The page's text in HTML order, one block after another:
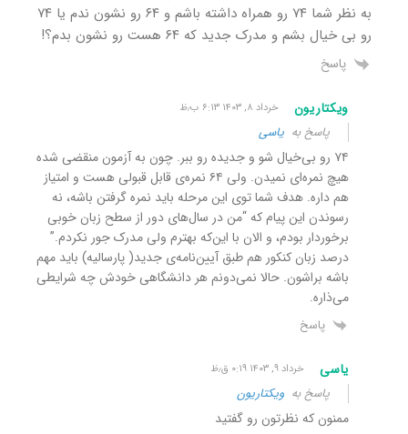
به نظر شما ۷۴ رو همراه داشته باشم و ۶۴ رو نشون ندم یا ۷۴
رو بی خیال بشم و مدرک جدید که ۶۴ هست رو نشون بدم؟!
پاسخ
ویکتاریون خرداد ۸, ۱۴۰۳ ۶:۱۳ ب٫ظ
پاسخ به یاسی
۷۴ رو بی‌خیال شو و جدیده رو ببر. چون به آزمون منقضی شده
هیچ نمره‌ای نمیدن. ولی ۶۴ نمره‌ی قابل قبولی هست و امتیاز
هم داره. هدف شما توی این مرحله باید نمره گرفتن باشه، نه
رسوندن این پیام که “من در سال‌های دور از سطح زبان خوبی
برخوردار بودم، و الان با این‌که بهترم ولی مدرک جور نکردم.”
درصد زبان کنکور هم طبق آیین‌نامه‌ی جدید( پارسالیه) باید مهم
باشه براشون. حالا نمی‌دونم هر دانشگاهی خودش چه شرایطی
می‌ذاره.
پاسخ
یاسی خرداد ۹, ۱۴۰۳ ۰:۱۹ ق٫ظ
پاسخ به ویکتاریون
ممنون که نظرتون رو گفتید